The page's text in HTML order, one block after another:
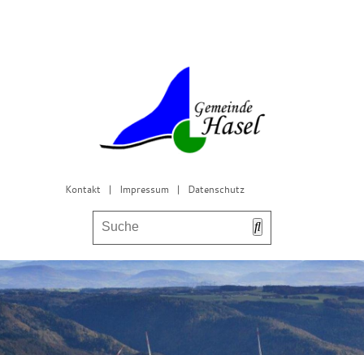
Kontakt | Impressum | Datenschutz
Bürgerservice & Gemeinderat
Leben in Hasel